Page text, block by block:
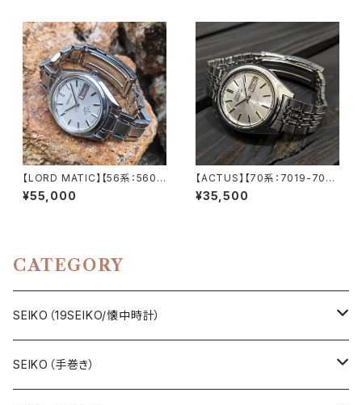
確認済み アンティークウォッチ 1
9seiko【seiko15-17】
確認済み アンティークウォッチ 1
9seiko【seiko15-18】
【LORD MATIC】【56系：5606
-7070】【新品サファイアクリス
タル】【純正ベルト】SEIKO/セイ
ッチ メンズウォッチ【5606-707
0-5】
¥55,000
【ACTUS】【70系：7019-706
0】SEIKO/セイコー アクタス 21
石 Cal.7019 キャリバー 機械式
¥35,500
CATEGORY
SEIKO（19SEIKO/懐中時計）
19SEIKO（7石）
SEIKO（手巻き）